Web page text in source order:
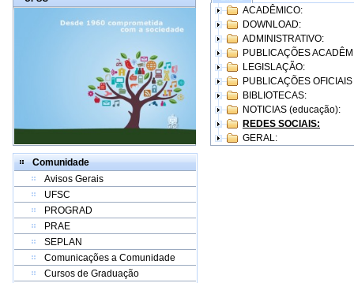
Comunidade
Avisos Gerais
UFSC
PROGRAD
PRAE
SEPLAN
Comunicações a Comunidade
Cursos de Graduação
ACADÊMICO:
DOWNLOAD:
ADMINISTRATIVO:
PUBLICAÇÕES
LEGISLAÇÃO:
PUBLICAÇÕES
BIBLIOTECAS:
NOTICIAS (educação):
REDES SOCIAIS:
GERAL: